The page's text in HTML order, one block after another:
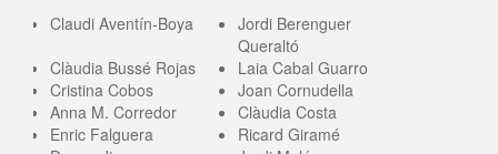
Claudi Aventín-Boya
Jordi Berenguer
Queraltó
Clàudia Bussé Rojas
Laia Cabal Guarro
Cristina Cobos
Joan Cornudella
Anna M. Corredor
Clàudia Costa
Enric Falguera
Ricard Giramé